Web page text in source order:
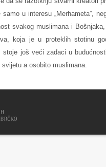
u interesu „Merhameta”,
svakog muslimana i
koja je u proteklih stotinu
još veći zadaci u
a osobito muslimana.